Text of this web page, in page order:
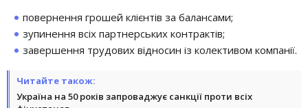
повернення грошей клієнтів за балансами;
зупинення всіх партнерських контрактів;
завершення трудових відносин із колективом компанії.
Читайте також:
Україна на 50 років запроваджує санкції проти всіх